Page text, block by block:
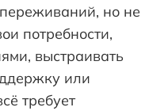
но не
потребности,
выстраивать
или
требует